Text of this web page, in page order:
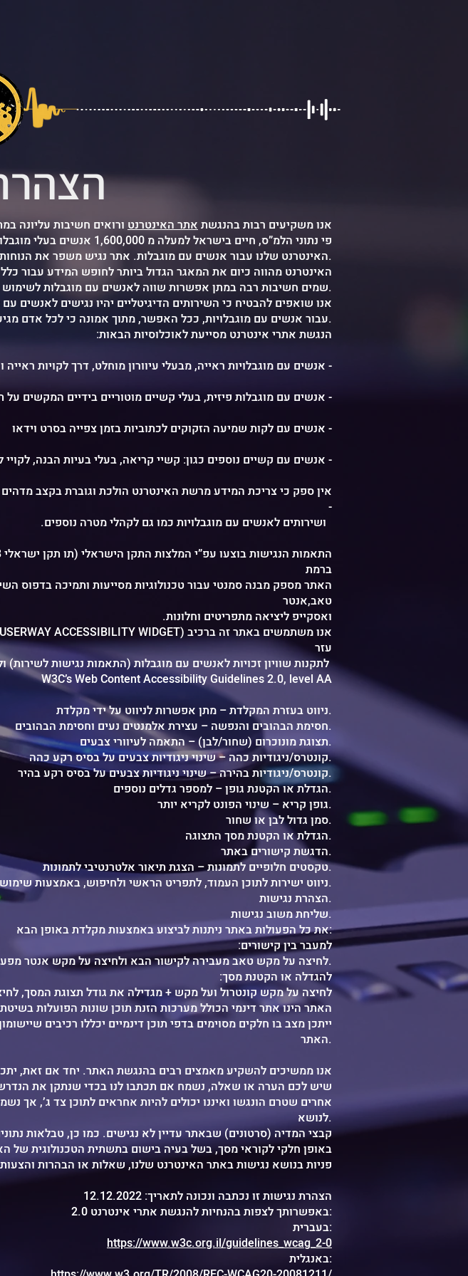
אנו משקיעים רבות בהנגשתאתר האינטרנט ורואים חשיבות עליונה
פי נתוני הלמ”ס, חיים
האינטרנט שלנו עבור אנשים עם מוגבלות. אתר נגיש משפר את הנוחות וקלות השימוש בו לאנשים עם מוגבלות.
האינטרנט מהווה כיום את המאגר הגדול ביותר לחופש המידע עבור
שמים חשיבות רבה במתן אפשרות שווה לאנשים עם מוגבלות לשימוש במידע המוצג באתר, ולאפשר חווית גלישה טובה יותר.
אנו שואפים להבטיח כי השירותים הדיגיטליים יהיו נגישים
עבור אנשים עם מוגבלויות, ככל האפשר, מתוך אמונה כי לכל אדם מגיעה הזכות לחיות בשוויון, כבוד, נוחות ועצמאות.
:הנגשת אתרי אינטרנט מסייעת לאוכלוסיות הבאות
אנשים עם מוגבלויות ראייה, מבעלי עיוורון מוחלט, דרך לקויות ראייה ועיוורון צבעים וגוונים ועד למרכיבי משקפיים -
אנשים עם מוגבלות פיזית, בעלי קשיים מוטוריים בידיים המקשים על תפעול העכבר -
אנשים עם לקות שמיעה הזקוקים לכתוביות בזמן צפייה בסרט וידאו -
אנשים עם קשיים נוספים כגון: קשיי קריאה, בעלי בעיות הבנה, לקויי למידה ועוד -
-
ברמת
האתר מספק מבנה סמנטי עבור טכנולוגיות מסייעות ותמיכה
טאב,אנטר
.ואסקייפ ליציאה מתפריטים וחלונות
עזר
לתקנות שוויון זכויות לאנשים עם מוגבלות (התאמות נגישות לשירות) ולתקן
W3C’s Web Content Accessibility Guidelines 2.0, level AA
ניווט בעזרת המקלדת – מתן אפשרות לניווט על ידי מקלדת.
חסימת הבהובים והנפשה – עצירת אלמנטים נעים וחסימת הבהובים.
תצוגת מונוכרום (שחור/לבן) – התאמה לעיוורי צבעים.
קונטרס/ניגודיות כהה – שינוי ניגודיות צבעים על בסיס רקע כהה.
קונטרס/ניגודיות בהירה – שינוי ניגודיות צבעים על בסיס רקע בהיר.
הגדלת או הקטנת גופן – למספר גדלים נוספים.
גופן קריא – שינוי הפונט לקריא יותר.
סמן גדול לבן או שחור.
הגדלת או הקטנת מסך התצוגה.
הדגשת קישורים באתר.
טקסטים חלופיים לתמונות – הצגת תיאור אלטרנטיבי לתמונות.
ניווט ישירות לתוכן העמוד, לתפריט הראשי ולחיפוש, באמצעות שימוש במקלדת.
הצהרת נגישות.
שליחת משוב נגישות.
את כל הפעולות באתר ניתנות לביצוע באמצעות מקלדת באופן הבא:​
:למעבר בין קישורים
לחיצה על מקש טאב מעבירה לקישור הבא ולחיצה על מקש אנטר מפעילה את הקישור. לחיצה על שיפט-טאב מעבירה לקישור הקודם.
:להגדלה או הקטנת מסך
לחיצה על מקש קונטרול ועל מקש + מגדילה את גודל תצוגת המסך,
.WYSIWYG האתר הינו אתר דינמי הכולל מערכות הזנת תוכן שונות הפועלות בשיטת
ייתכן מצב בו חלקים מסוימים בדפי תוכן דינמיים יכללו רכיבים
האתר.
אנו ממשיכים להשקיע מאמצים רבים בהנגשת האתר. יחד אם זאת,
שיש לכם הערה או שאלה, נשמח אם תכתבו לנו בכדי שנתקן את
אחרים שטרם הונגשו ואיננו יכולים להיות אחראים לתוכן צד ג’, אך
לנושא.
באופן חלקי לקוראי מסך, בשל בעיה בישום בתשתית הטכנולוגית של
.פניות בנושא נגישות באתר האינטרנט שלנו, שאלות או הבהרות
הצהרת נגישות זו נכתבה ונכונה לתאריך: 12.12.2022
באפשרותך לצפות בהנחיות להנגשת אתרי אינטרנט 2.0:
בעברית:
https://www.w3c.org.il/guidelines_wcag_2-0
באנגלית: